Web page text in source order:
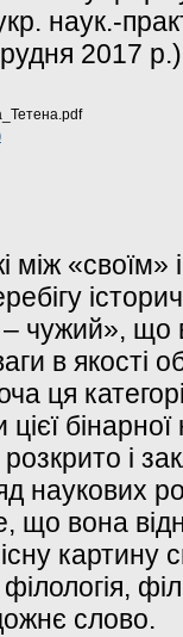
наук.-
2017
між «своїм»
– чужий», що
в якості
ця
бінарної
розкрито і
наукових
що вона
картину
слово.